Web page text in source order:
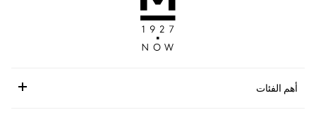
أهم الفئات